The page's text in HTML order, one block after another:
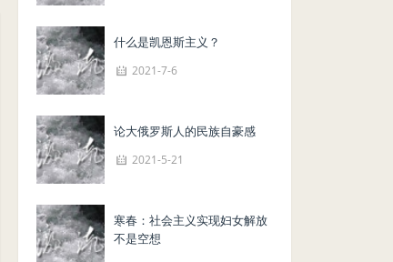
什么是凯恩斯主义？
2021-7-6
论大俄罗斯人的民族自豪感
2021-5-21
寒春：社会主义实现妇女解放
不是空想